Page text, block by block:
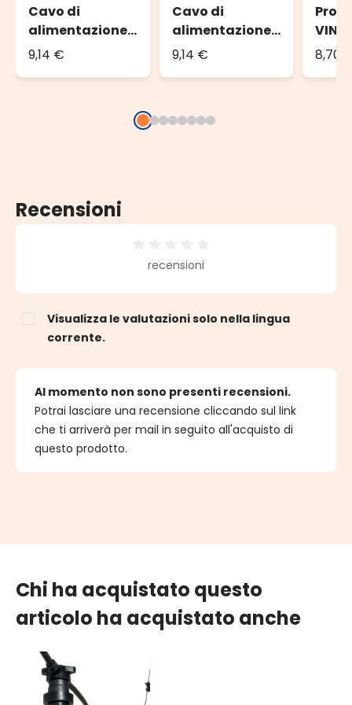
Cavo di
alimentazione
VINTAGE LED
9,14 €
Cavo di
alimentazione
VINTAGE LED
9,14 €
PRO,
8,70
Recensioni
Valutazione media di 0 su 5 stelle
recensioni
Visualizza le valutazioni solo nella lingua
corrente.
Al momento non sono presenti recensioni.
Potrai lasciare una recensione cliccando sul link
che ti arriverà per mail in seguito all'acquisto di
questo prodotto.
Chi ha acquistato questo
articolo ha acquistato anche